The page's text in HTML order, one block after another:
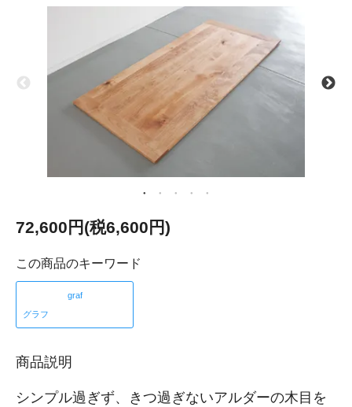
72,600円(税6,600円)
この商品のキーワード
graf
グラフ
商品説明
シンプル過ぎず、きつ過ぎないアルダーの木目を